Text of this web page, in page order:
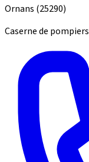
Ornans (25290)
Caserne de pompiers